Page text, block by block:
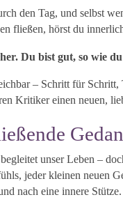
den Tag, und selbst
fließen, hörst du
Du bist gut, so wie
– Schritt für Schritt,
Kritiker einen neuen,
unser Leben –
jeder kleinen neuen
nach eine innere Stütze.